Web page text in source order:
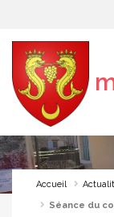
Accueil
Séance du
Panneau de